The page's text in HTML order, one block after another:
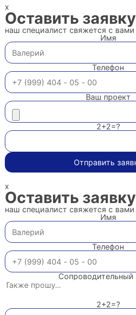
x
Оставить заявку
наш специалист свяжется с вами
Имя
Телефон
Ваш проект
2+2=?
Отправить
x
Оставить заявку
наш специалист свяжется с вами
Имя
Телефон
Сопроводительный
2+2=?